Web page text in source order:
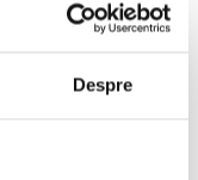
Despre
si Leonardo...